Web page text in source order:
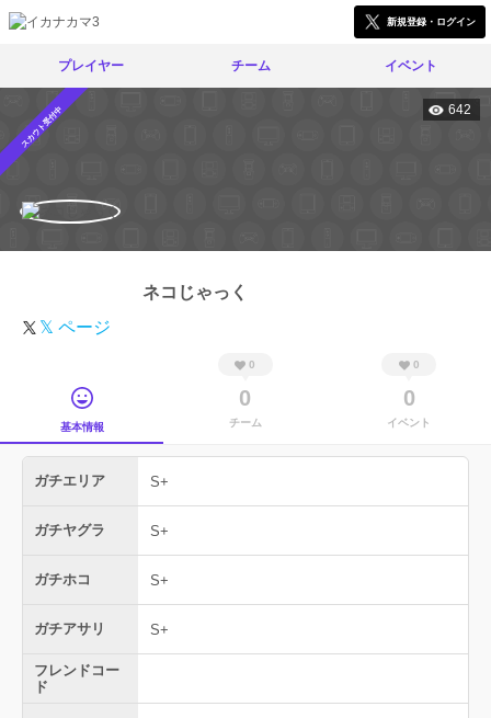
新規登録・ログイン
プレイヤー チーム イベント
スカウト受付中 642
ネコじゃっく
𝕏 ページ
基本情報
0
0
チーム
0
0
イベント
ガチエリア S+
ガチヤグラ S+
ガチホコ S+
ガチアサリ S+
フレンドコー
ド